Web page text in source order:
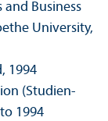
and Business
University,
1994
(Studien­
1994